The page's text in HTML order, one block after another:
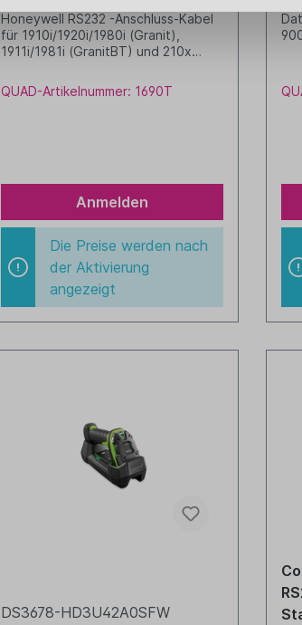
Honeywell RS232 -Anschluss-Kabel
für 1910i/1920i/1980i (Granit),
1911i/1981i (GranitBT) und 210x
Stromanschlussbuchse (5V)
alternativ Strom von Pin 9
QUAD-Artikelnummer: 1690T
Anmelden
Die Preise werden nach
der Aktivierung
angezeigt
DS3678-HD3U42A0SFW